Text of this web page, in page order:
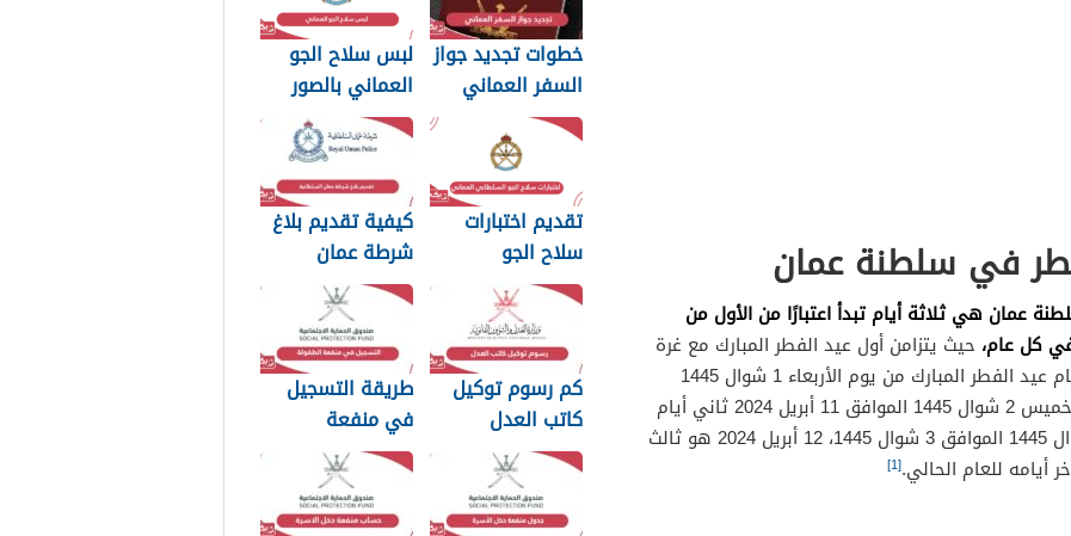
في سلطنة عمان
عمان هي ثلاثة أيام تبدأ اعتبارًا من الأول من
كل عام، حيث يتزامن أول عيد الفطر المبارك مع غرة
شوال، وبالنسبة للعام الحالي تكون أيام عيد الفطر المبارك من يوم الأربعاء 1 شوال 1445
الموافق 10 أبريل 2024، ويكون يوم الخميس 2 شوال 1445 الموافق 11 أبريل 2024 ثاني أيام
عيد الفطر المبارك ويوم الجمعة 3 شوال 1445 الموافق 3 شوال 1445، 12 أبريل 2024 هو ثالث
أيامه للعام الحالي.[1]
خطوات تجديد جواز
السفر العماني
2026: الرسوم
والمستندات
المطلوبة
لبس سلاح الجو
العماني بالصور
2026
تقديم اختبارات
سلاح الجو
السلطاني العماني
2026
كيفية تقديم بلاغ
شرطة عمان
السلطانية 2026
كم رسوم توكيل
كاتب العدل
سلطنة عمان 2026
طريقة التسجيل
في منفعة
الطفولة 2026